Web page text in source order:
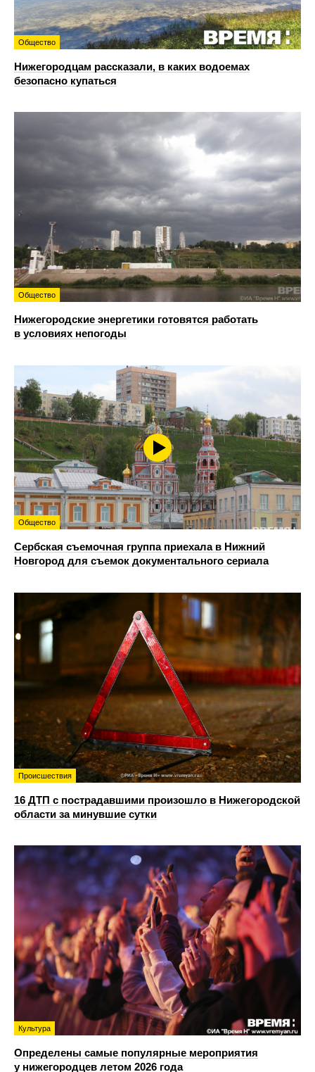
Общество
Нижегородцам рассказали, в каких водоемах
безопасно купаться
Общество
Нижегородские энергетики готовятся работать
в условиях непогоды
Общество
Сербская съемочная группа приехала в Нижний
Новгород для съемок документального сериала
Происшествия
16 ДТП с пострадавшими произошло в Нижегородской
области за минувшие сутки
Культура
Определены самые популярные мероприятия
у нижегородцев летом 2026 года